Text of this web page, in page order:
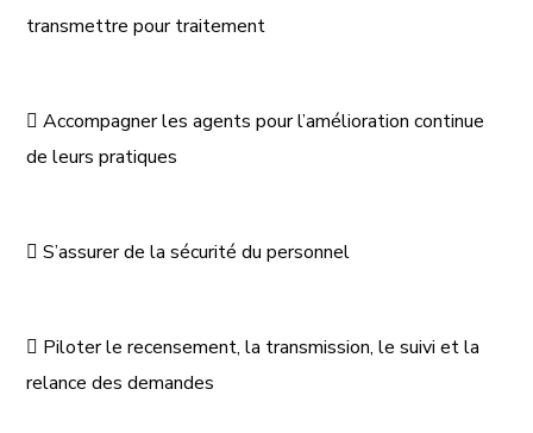
transmettre pour traitement
 Accompagner les agents pour l’amélioration continue
de leurs pratiques
 S’assurer de la sécurité du personnel
 Piloter le recensement, la transmission, le suivi et la
relance des demandes